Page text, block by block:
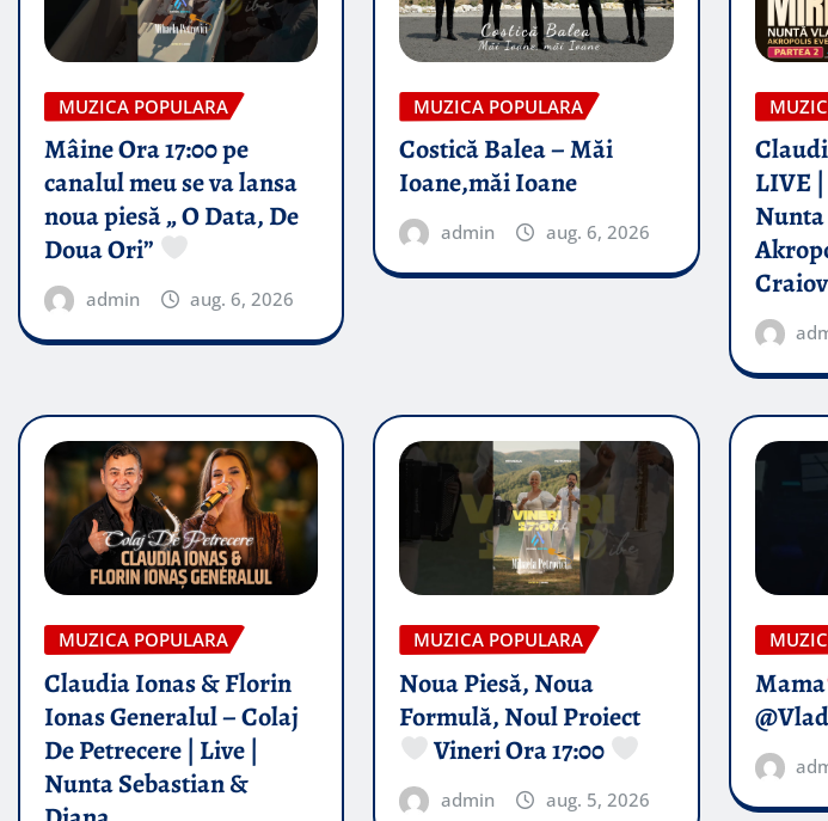
MUZICA POPULARA
Mâine Ora 17:00 pe
canalul meu se va lansa
noua piesă „ O Data, De
Doua Ori”
admin aug. 6, 2026
MUZICA POPULARA
Costică Balea – Măi
Ioane,măi Ioane
admin aug. 6, 2026
LIVE
MUZICA POPULARA
Claudia Ionas & Florin
Ionas Generalul – Colaj
De Petrecere | Live |
Nunta Sebastian &
MUZICA POPULARA
Noua Piesă, Noua
Formulă, Noul Proiect
Vineri Ora 17:00
admin aug. 5, 2026
Mama